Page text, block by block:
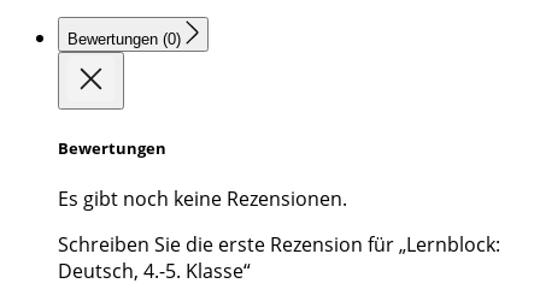
Bewertungen (0)
Bewertungen
Es gibt noch keine Rezensionen.
Schreiben Sie die erste Rezension für „Lernblock:
Deutsch, 4.-5. Klasse“